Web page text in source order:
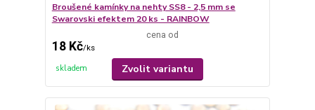
Broušené kamínky na nehty SS8 - 2,5 mm se
Swarovski efektem 20 ks - RAINBOW
cena od
18 Kč/ks
skladem Zvolit variantu